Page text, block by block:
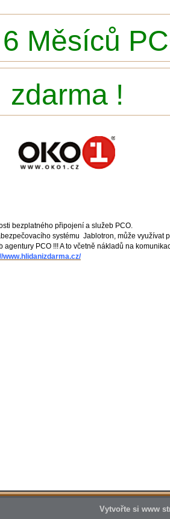
6 Měsíců
zdarma !
bezplatného připojení a služeb PCO.
systému Jablotron, může využívat
agentury PCO !!! A to včetně nákladů na
www.hlidanizdarma.cz/
Vytvořte si www